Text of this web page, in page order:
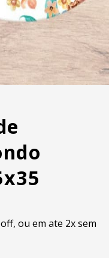
ou em ate 2x sem